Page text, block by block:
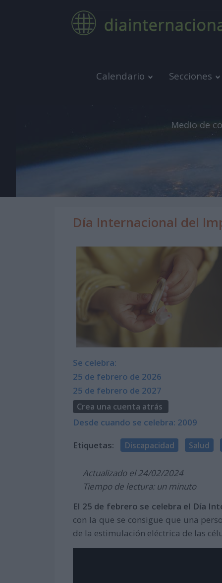
Calendario Secciones
Medio de
Día Internacional del
Se celebra:
25 de febrero de 2026
25 de febrero de 2027
Crea una cuenta atrás
Desde cuando se celebra: 2009
Etiquetas: Discapacidad Salud
Actualizado el 24/02/2024
Tiempo de lectura: un minuto
El 25 de febrero se celebra el Día
con la que se consigue que una
de la estimulación eléctrica de las